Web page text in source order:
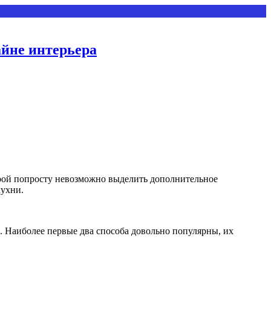
интерьера
попросту невозможно выделить дополнительное
первые два способа довольно популярны, их